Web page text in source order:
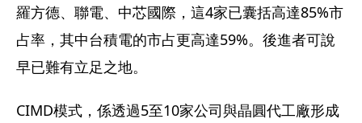
羅方德、聯電、中芯國際，這4家已囊括高達85%市
占率，其中台積電的市占更高達59%。後進者可說
早已難有立足之地。
CIMD模式，係透過5至10家公司與晶圓代工廠形成